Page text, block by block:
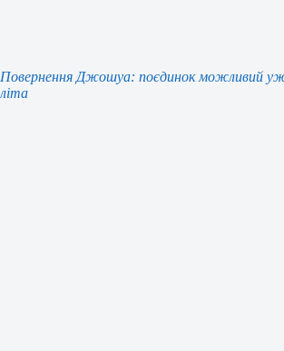
Повернення Джошуа: поєдинок можливий
літа